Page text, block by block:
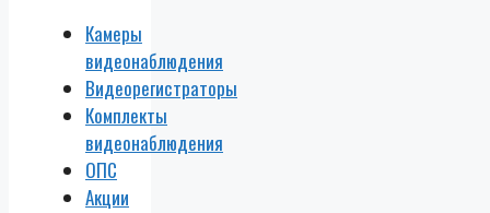
Камеры
видеонаблюдения
Видеорегистраторы
Комплекты
видеонаблюдения
ОПС
Акции